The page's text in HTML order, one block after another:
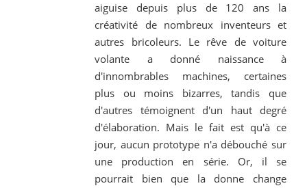
aiguise depuis plus de 120 ans la
créativité de nombreux inventeurs et
autres bricoleurs. Le rêve de voiture
volante a donné naissance à
d'innombrables machines, certaines
plus ou moins bizarres, tandis que
d'autres témoignent d'un haut degré
d'élaboration. Mais le fait est qu'à ce
jour, aucun prototype n'a débouché sur
une production en série. Or, il se
pourrait bien que la donne change